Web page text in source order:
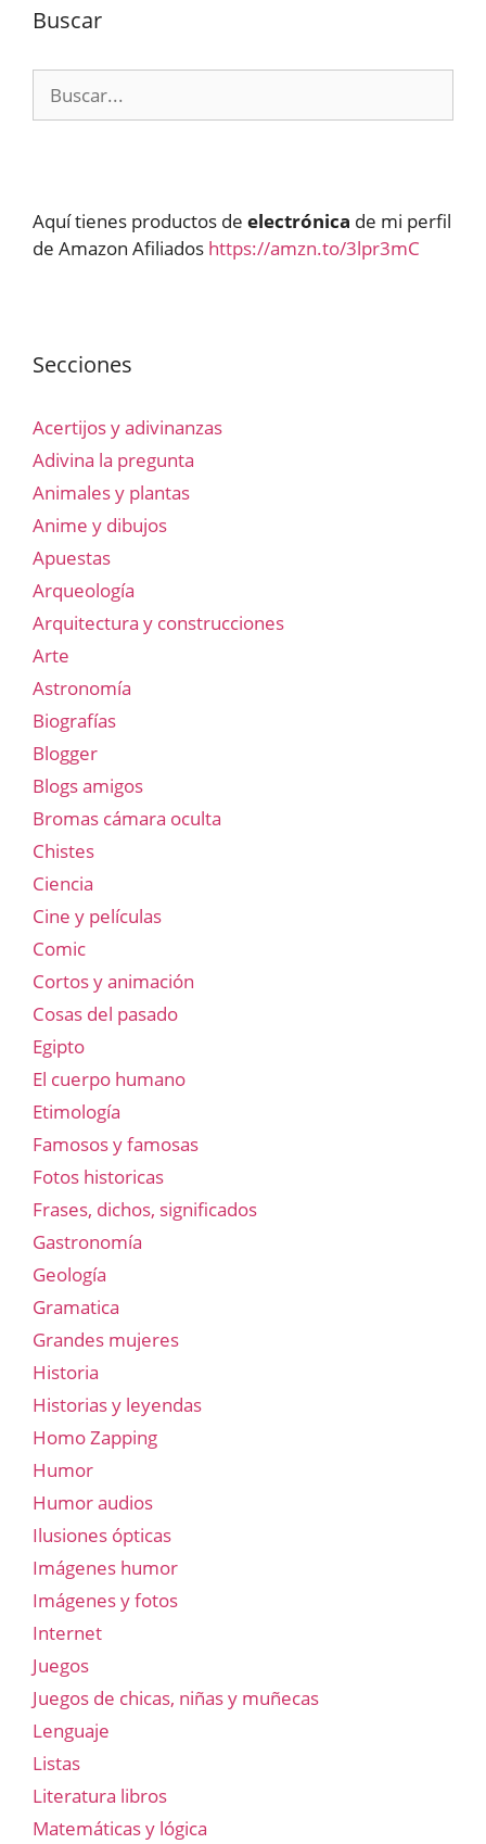
Buscar
Aquí tienes productos de electrónica de mi perfil
de Amazon Afiliados https://amzn.to/3lpr3mC
Secciones
Acertijos y adivinanzas
Adivina la pregunta
Animales y plantas
Anime y dibujos
Apuestas
Arqueología
Arquitectura y construcciones
Arte
Astronomía
Biografías
Blogger
Blogs amigos
Bromas cámara oculta
Chistes
Ciencia
Cine y películas
Comic
Cortos y animación
Cosas del pasado
Egipto
El cuerpo humano
Etimología
Famosos y famosas
Fotos historicas
Frases, dichos, significados
Gastronomía
Geología
Gramatica
Grandes mujeres
Historia
Historias y leyendas
Homo Zapping
Humor
Humor audios
Ilusiones ópticas
Imágenes humor
Imágenes y fotos
Internet
Juegos
Juegos de chicas, niñas y muñecas
Lenguaje
Listas
Literatura libros
Matemáticas y lógica